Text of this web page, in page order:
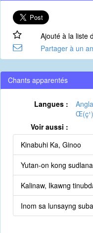
Ajouté à la liste
Partager à un
Chants apparentés
Langues :
Œ(ç¹)
Voir aussi :
Kinabuhi Ka, Ginoo
Yutan-on kong
Kalinaw, Ikawng
Inom sa lunsayng